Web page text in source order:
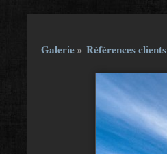
Galerie» Références clients